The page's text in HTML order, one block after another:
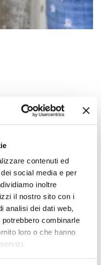
contenuti ed
social media e per
inoltre
il nostro sito con i
analisi dei dati web,
combinarle
loro o che hanno
È UN
Genoa. Nato in
l’esterno sinistro
con la maglia del
Espanyol e Celta Vigo.
le under della
Aarón!